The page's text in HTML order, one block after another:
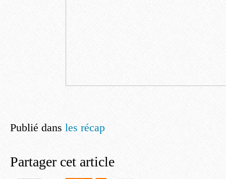
Publié dans les récap
Partager cet article